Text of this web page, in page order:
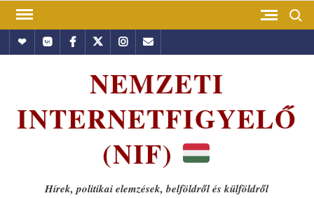
Skip
contentHundubVkontakte
Facebook
TwitterInstagram
Email
NEMZETI
INTERNETFIGYELŐ
(NIF)
Hírek, politikai elemzések, belföldről és külföldről